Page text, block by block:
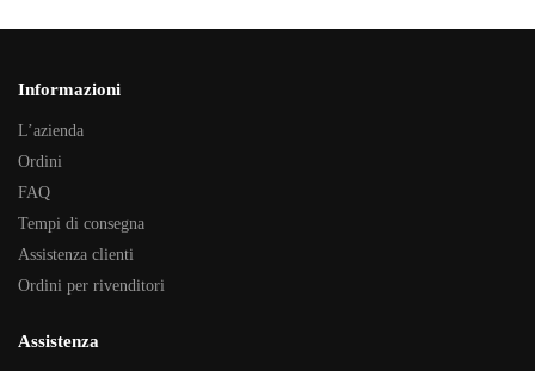
Informazioni
L’azienda
Ordini
FAQ
Tempi di consegna
Assistenza clienti
Ordini per rivenditori
Assistenza